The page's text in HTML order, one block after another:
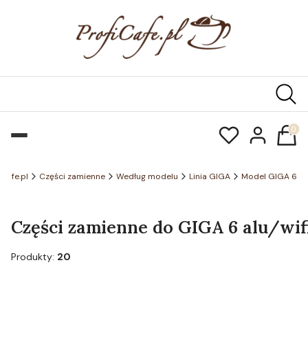
Części zamienne Według modelu Linia GIGA Model GIGA 6
Części zamienne do GIGA 6 alu/
Produkty: 20